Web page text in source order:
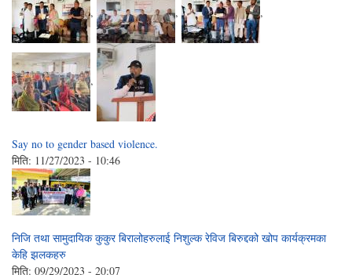
, , ,
,
Say no to gender based violence.
मिति: 11/27/2023 - 10:46
निजि तथा सामुदायिक कुकुर बिरालोहरुलाई निशुल्क रेविज बिरुद्दको खोप कार्यक्रमका
केहि झलकहरु
मिति: 09/29/2023 - 20:07